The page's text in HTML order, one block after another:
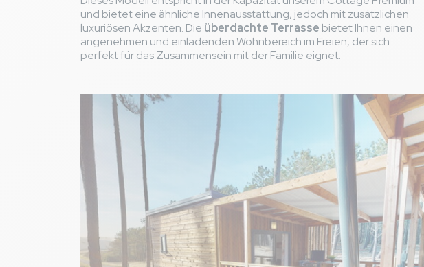
und bietet eine ähnliche Innenausstattung, jedoch mit zusätzlichen
luxuriösen Akzenten. Die überdachte Terrasse bietet Ihnen einen
angenehmen und einladenden Wohnbereich im Freien, der sich
perfekt für das Zusammensein mit der Familie eignet.
Avis hébergement
thumb_upAménagement interieur
Chauffe eau marchant très mal
thumb_up Localisation : à 2 pas de l océan et
thumb_down
Mettre en place un système de
frustration d attendre sans pouvoir jouer !
Gaël C France
von 28/05/2025 bis 01/06/2025
Unter Freunden
Avis hébergement